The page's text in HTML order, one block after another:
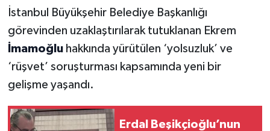
İstanbul Büyükşehir Belediye Başkanlığı
görevinden uzaklaştırılarak tutuklanan Ekrem
İmamoğluhakkında yürütülen ‘yolsuzluk’ ve
‘rüşvet’ soruşturması kapsamında yeni bir
gelişme yaşandı.
Erdal Beşikçioğlu’nun